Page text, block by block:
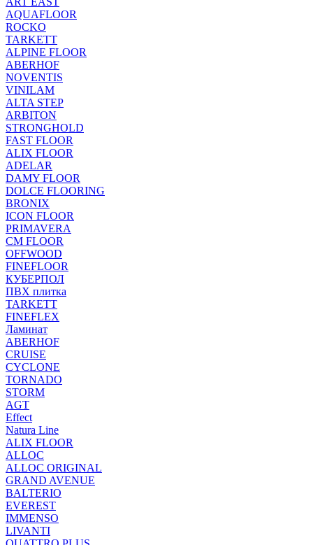
AQUAFLOOR
ROCKO
TARKETT
ALPINE FLOOR
ABERHOF
NOVENTIS
VINILAM
ALTA STEP
ARBITON
STRONGHOLD
FAST FLOOR
ALIX FLOOR
ADELAR
DAMY FLOOR
DOLCE FLOORING
BRONIX
ICON FLOOR
PRIMAVERA
CM FLOOR
OFFWOOD
FINEFLOOR
КУБЕРПОЛ
ПВХ плитка
TARKETT
FINEFLEX
Ламинат
ABERHOF
CRUISE
CYCLONE
TORNADO
STORM
AGT
Effect
Natura Line
ALIX FLOOR
ALLOC
ALLOC ORIGINAL
GRAND AVENUE
BALTERIO
EVEREST
IMMENSO
LIVANTI